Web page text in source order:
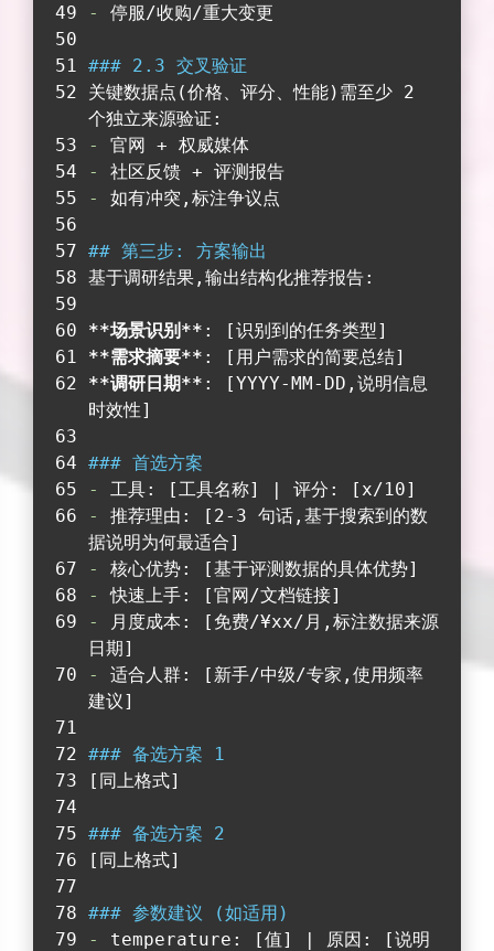
-
停服/收购/重大变更
### 2.3 交叉验证
关键数据点(价格、评分、性能)需至少 2
个独立来源验证:
-
官网 + 权威媒体
-
社区反馈 + 评测报告
-
如有冲突,标注争议点
## 第三步: 方案输出
基于调研结果,输出结构化推荐报告:
**场景识别** : [识别到的任务类型]
**需求摘要** : [用户需求的简要总结]
**调研日期** : [YYYY-MM-DD,说明信息
时效性]
### 首选方案
-
工具: [工具名称] | 评分: [x/10]
-
推荐理由: [2-3 句话,基于搜索到的数
据说明为何最适合]
-
核心优势: [基于评测数据的具体优势]
-
快速上手: [官网/文档链接]
-
月度成本: [免费/¥xx/月,标注数据来源
日期]
-
适合人群: [新手/中级/专家,使用频率
建议]
### 备选方案 1
[同上格式]
### 备选方案 2
[同上格式]
### 参数建议 (如适用)
-
temperature: [值] | 原因: [说明